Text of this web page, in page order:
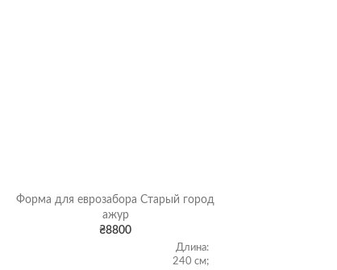
Форма для еврозабора Старый город
ажур
₴8800
Длина:
240 см;